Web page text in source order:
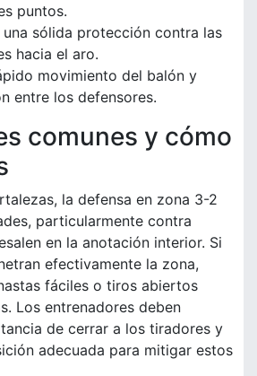
puntos.
sólida protección contra las
hacia el aro.
movimiento del balón y
entre los defensores.
comunes y cómo
la defensa en zona 3-2
particularmente contra
en la anotación interior. Si
efectivamente la zona,
fáciles o tiros abiertos
Los entrenadores deben
de cerrar a los tiradores y
adecuada para mitigar estos